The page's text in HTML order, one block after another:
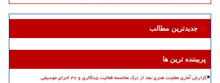
جدیدترین مطالب
پربیننده ترین ها
گزارش آماری معاونت هنری بعد از ترک مخاصمه فعالیت ۸۵گالری و ۴۷ اجرای موسیقی